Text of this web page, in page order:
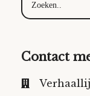
Contact